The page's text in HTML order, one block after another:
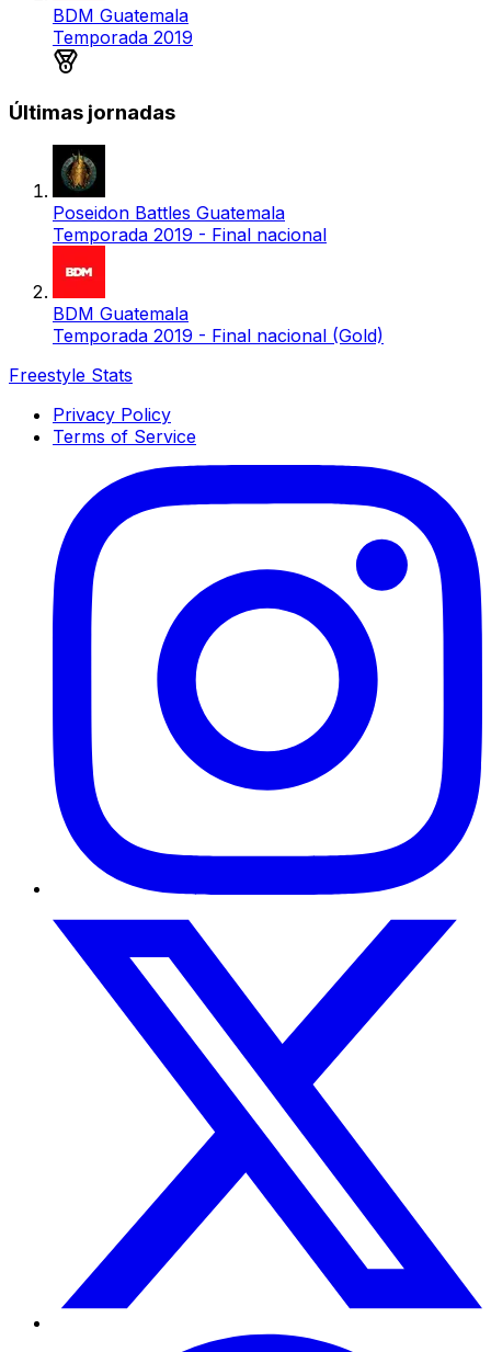
BDM Guatemala
Temporada 2019
Últimas jornadas
Poseidon Battles Guatemala
Temporada 2019 - Final nacional
BDM Guatemala
Temporada 2019 - Final nacional (Gold)
Freestyle Stats
Privacy Policy
Terms of Service